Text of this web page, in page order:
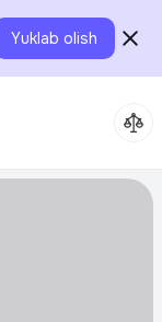
Yuklab olish